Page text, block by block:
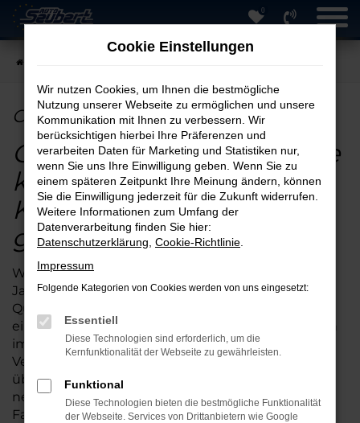
Zum
Hauptinhalt
springen
0
Opel Jahreswagen online kaufen
Opel Jahreswagen online
kaufen – der perfekte
Kompromiss zwischen
gebraucht und neu
Wer sich dafür entscheidet, einen Opel
Jahreswagen online zu kaufen, bekommt viel
Qualität zum Sparpreis. Ihr Auto ist bestens
eingefahren und hat nach maximal zwölf Monaten
im Straßenverkehr kaum größere
Verschleißerscheinungen. Dafür verfügt es meist
über alle Assistenzsysteme und Extras der
neuesten Generation und bietet Ihnen maximale
Fahr-Sicherheit und Komfort. Besuchen Sie uns
Cookie Einstellungen
Wir nutzen Cookies, um Ihnen die bestmögliche
Nutzung unserer Webseite zu ermöglichen und unsere
Kommunikation mit Ihnen zu verbessern. Wir
berücksichtigen hierbei Ihre Präferenzen und
verarbeiten Daten für Marketing und Statistiken nur,
wenn Sie uns Ihre Einwilligung geben. Wenn Sie zu
einem späteren Zeitpunkt Ihre Meinung ändern, können
Sie die Einwilligung jederzeit für die Zukunft widerrufen.
Weitere Informationen zum Umfang der
Datenverarbeitung finden Sie hier:
Datenschutzerklärung Cookie-Richtlinie
Impressum
Folgende Kategorien von Cookies werden von uns eingesetzt:
Essentiell
Diese Technologien sind erforderlich, um die
Kernfunktionalität der Webseite zu gewährleisten.
Funktional
Diese Technologien bieten die bestmögliche Funktionalität
der Webseite. Services von Drittanbietern wie Google